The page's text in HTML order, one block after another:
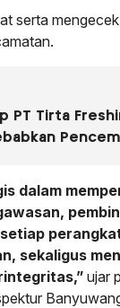
serta
PT Tirta
dalam
sekaligus
ujar